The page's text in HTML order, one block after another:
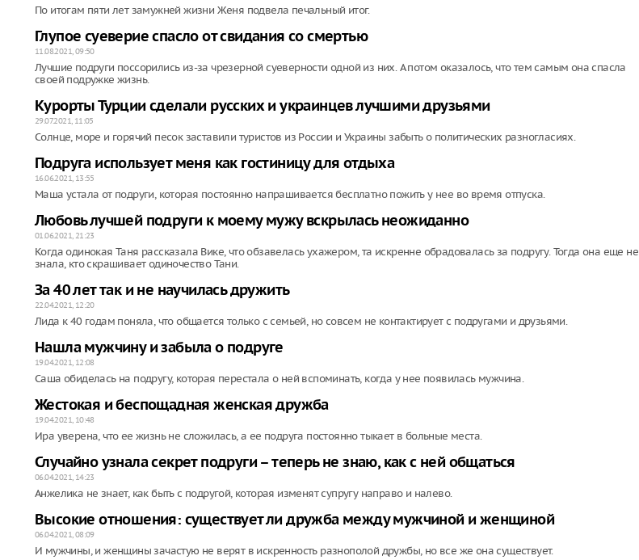
По итогам пяти лет замужней жизни Женя подвела печальный итог.
Глупое суеверие спасло от свидания со смертью
11.08.2021, 09:50
Лучшие подруги поссорились из-за чрезерной суеверности одной из них. А потом оказалось, что тем самым она спасла
своей подружке жизнь.
Курорты Турции сделали русских и украинцев лучшими друзьями
29.07.2021, 11:05
Солнце, море и горячий песок заставили туристов из России и Украины забыть о политических разногласиях.
Подруга использует меня как гостиницу для отдыха
16.06.2021, 13:55
Маша устала от подруги, которая постоянно напрашивается бесплатно пожить у нее во время отпуска.
Любовь лучшей подруги к моему мужу вскрылась неожиданно
01.06.2021, 21:23
Когда одинокая Таня рассказала Вике, что обзавелась ухажером, та искренне обрадовалась за подругу. Тогда она еще не
знала, кто скрашивает одиночество Тани.
За 40 лет так и не научилась дружить
22.04.2021, 12:20
Лида к 40 годам поняла, что общается только с семьей, но совсем не контактирует с подругами и друзьями.
Нашла мужчину и забыла о подруге
19.04.2021, 12:08
Саша обиделась на подругу, которая перестала о ней вспоминать, когда у нее появилась мужчина.
Жестокая и беспощадная женская дружба
19.04.2021, 10:48
Ира уверена, что ее жизнь не сложилась, а ее подруга постоянно тыкает в больные места.
Случайно узнала секрет подруги – теперь не знаю, как с ней общаться
06.04.2021, 14:23
Анжелика не знает, как быть с подругой, которая изменят супругу направо и налево.
Высокие отношения: существует ли дружба между мужчиной и женщиной
06.04.2021, 08:09
И мужчины, и женщины зачастую не верят в искренность разнополой дружбы, но все же она существует.